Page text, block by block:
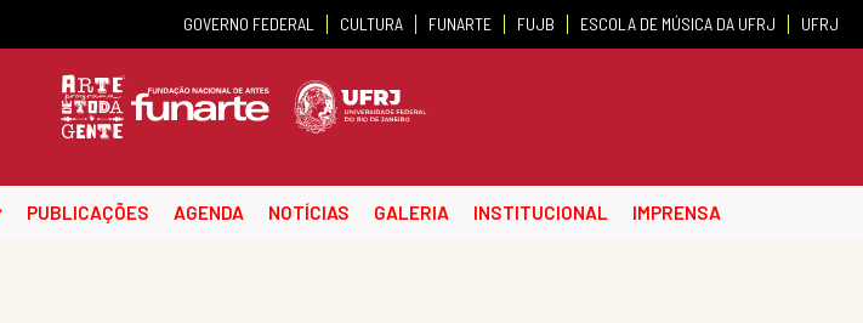
GOVERNO FEDERAL CULTURA FUNARTE FUJB ESCOLA DE MÚSICA DA UFRJ UFRJ
PUBLICAÇÕES AGENDA NOTÍCIAS GALERIA INSTITUCIONAL IMPRENSA